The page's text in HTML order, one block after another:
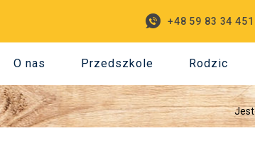
+48 59 83 34 451
O nas Przedszkole Rodzic